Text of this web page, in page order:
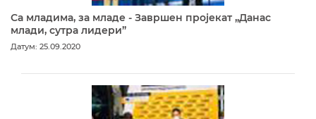
Са младима, за младе - Завршен пројекат „Данас
млади, сутра лидери”
Датум: 25.09.2020